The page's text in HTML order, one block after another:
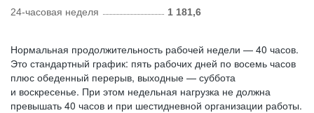
24-часовая неделя
1 181,6
Нормальная продолжительность рабочей недели — 40 часов.
Это стандартный график: пять рабочих дней по восемь часов
плюс обеденный перерыв, выходные — суббота
и воскресенье. При этом недельная нагрузка не должна
превышать 40 часов и при шестидневной организации работы.